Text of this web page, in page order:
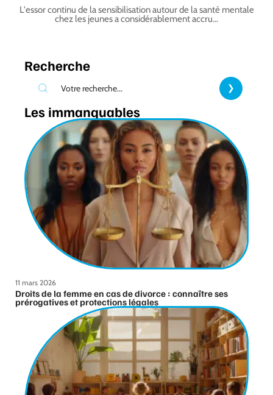
L'essor continu de la sensibilisation autour de la santé mentale
chez les jeunes a considérablement accru…
Recherche
Les immanquables
11 mars 2026
Droits de la femme en cas de divorce : connaître ses
prérogatives et protections légales